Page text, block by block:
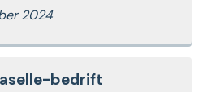
2024
bedrift